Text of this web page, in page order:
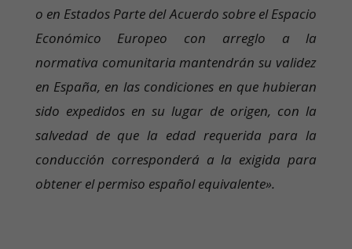
o en Estados Parte del Acuerdo sobre el Espacio
Económico Europeo con arreglo a la
normativa comunitaria mantendrán su validez
en España, en las condiciones en que hubieran
sido expedidos en su lugar de origen, con la
salvedad de que la edad requerida para la
conducción corresponderá a la exigida para
obtener el permiso español equivalente».